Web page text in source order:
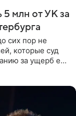
5 млн от УК за
сих пор не
которые суд
за ущерб ее